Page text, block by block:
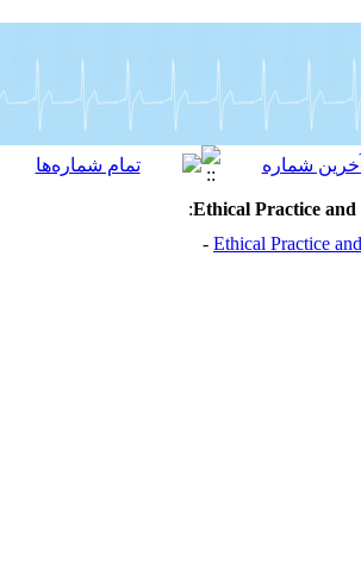
Ethical Practice
:
Ethical Practice